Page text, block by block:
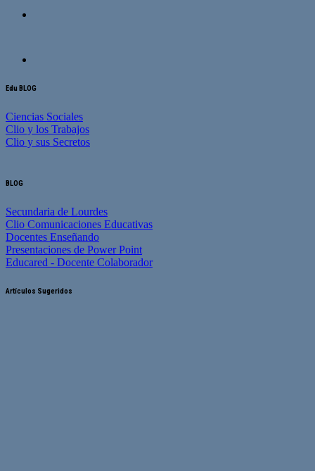
Edu BLOG
Ciencias Sociales
Clio y los Trabajos
Clio y sus Secretos
BLOG
Secundaria de Lourdes
Clio Comunicaciones Educativas
Docentes Enseñando
Presentaciones de Power Point
Educared - Docente Colaborador
Artículos Sugeridos